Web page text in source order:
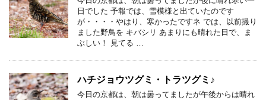
日でした 予報では、雪模様と出ていたのです
が・・・・やはり、寒かったですネ では、以前撮り
ました野鳥を キバシリ あまりにも晴れた日で、ま
ぶしい！ 見てる …
ハチジョウツグミ・トラツグミ♪
今日の京都は、朝は曇ってましたが午後からは晴れ